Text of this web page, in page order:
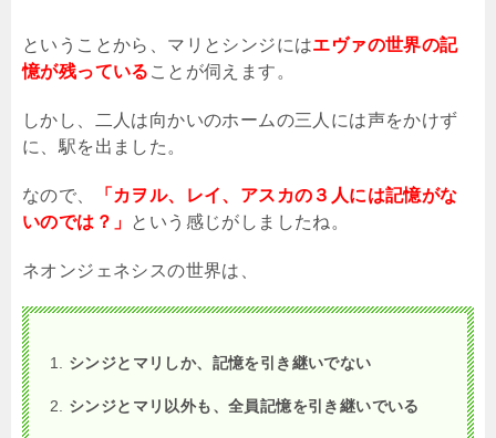
ということから、マリとシンジにはエヴァの世界の記
憶が残っている ことが伺えます。
しかし、二人は向かいのホームの三人には声をかけず
に、駅を出ました。
なので、
「カヲル、レイ、アスカの３人には記憶がな
いのでは？」 という感じがしましたね。
ネオンジェネシスの世界は、
シンジとマリしか、記憶を引き継いでない
シンジとマリ以外も、全員記憶を引き継いでいる